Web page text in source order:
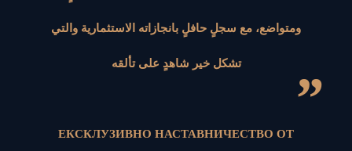
ومتواضع، مع سجلٍ حافلٍ بانجازاته الاستثمارية والتي
تشكل خير شاهدٍ على تألقه
”
ЕКСКЛУЗИВНО НАСТАВНИЧЕСТВО ОТ